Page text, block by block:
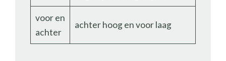
voor en
achter
achter hoog en voor laag